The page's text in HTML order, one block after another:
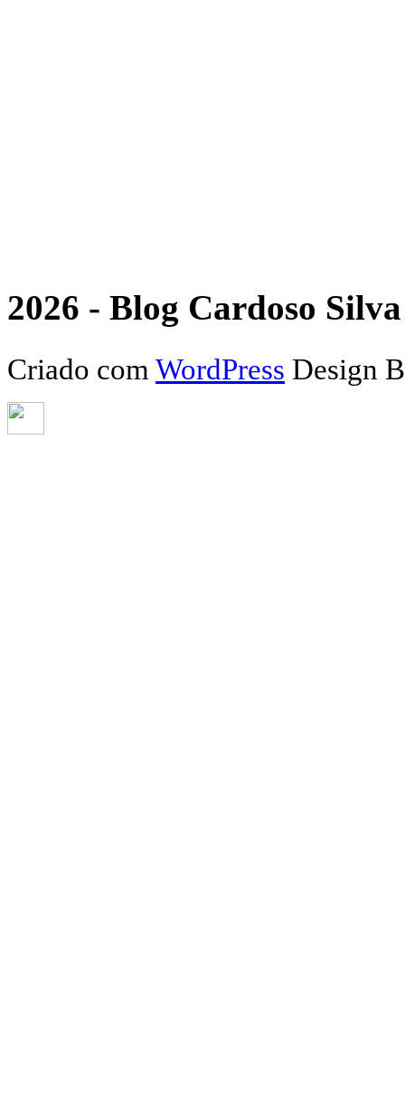
2026 - Blog Cardoso
Criado com WordPress Design